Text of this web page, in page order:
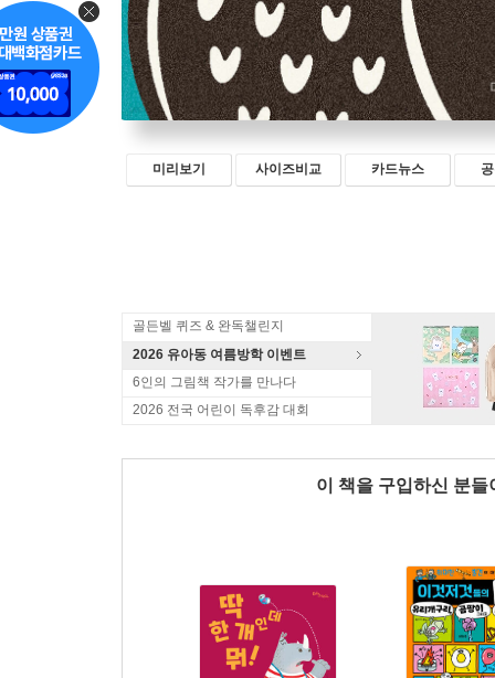
미리보기 사이즈비교 카드뉴스
골든벨 퀴즈 & 완독챌린지
2026 유아동 여름방학 이벤트
6인의 그림책 작가를 만나다
2026 전국 어린이 독후감 대회
이 책을 구입하신 분